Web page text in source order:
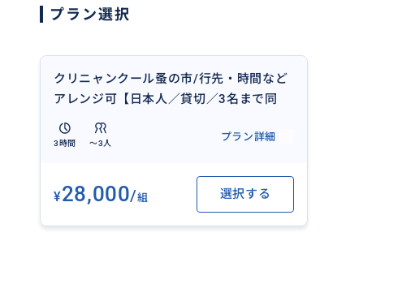
プラン選択
クリニャンクール蚤の市/行先・時間など
アレンジ可【日本人／貸切／3名まで同
額】
3時間 〜3人
プラン詳細
¥28,000/組 選択する